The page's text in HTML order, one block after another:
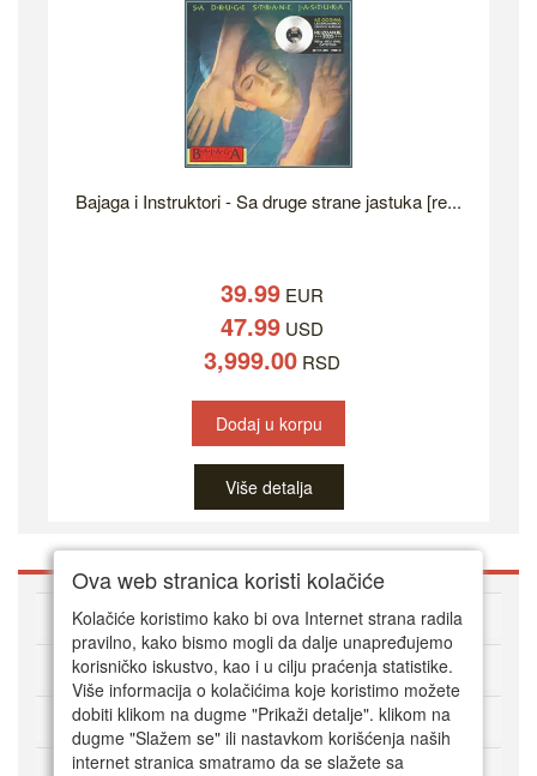
Bajaga i Instruktori - Sa druge strane jastuka [re...
39.99EUR
47.99USD
3,999.00RSD
Dodaj u korpu
Više detalja
O DVD Zoni
Kako kupovati online
Korisnički servis
Ova web stranica koristi kolačiće
Kolačiće koristimo kako bi ova Internet strana radila
pravilno, kako bismo mogli da dalje unapređujemo
korisničko iskustvo, kao i u cilju praćenja statistike.
Više informacija o kolačićima koje koristimo možete
dobiti klikom na dugme "Prikaži detalje". klikom na
dugme "Slažem se" ili nastavkom korišćenja naših
internet stranica smatramo da se slažete sa